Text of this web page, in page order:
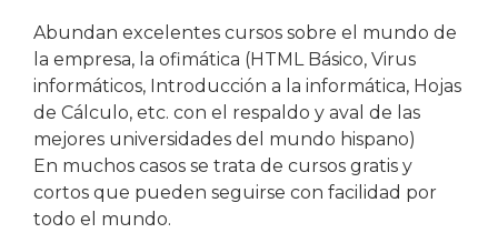
Abundan excelentes cursos sobre el mundo de
la empresa, la ofimática (HTML Básico, Virus
informáticos, Introducción a la informática, Hojas
de Cálculo, etc. con el respaldo y aval de las
mejores universidades del mundo hispano)
En muchos casos se trata de cursos gratis y
cortos que pueden seguirse con facilidad por
todo el mundo.